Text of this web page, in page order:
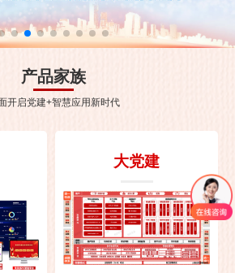
产品家族
开启党建+智慧应用新时代
大党建